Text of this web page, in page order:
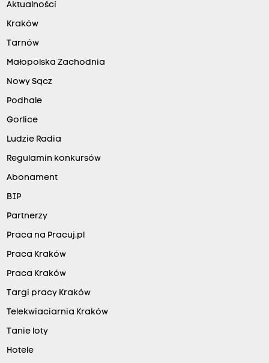
Aktualności
Kraków
Tarnów
Małopolska Zachodnia
Nowy Sącz
Podhale
Gorlice
Ludzie Radia
Regulamin konkursów
Abonament
BIP
Partnerzy
Praca na Pracuj.pl
Praca Kraków
Praca Kraków
Targi pracy Kraków
Telekwiaciarnia Kraków
Tanie loty
Hotele